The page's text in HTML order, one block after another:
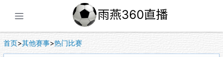
首页>其他赛事>热门比赛